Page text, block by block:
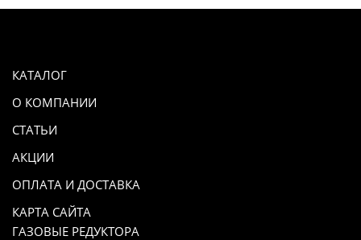
КАТАЛОГ
О КОМПАНИИ
СТАТЬИ
АКЦИИ
ОПЛАТА И ДОСТАВКА
КАРТА САЙТА
ГАЗОВЫЕ РЕДУКТОРА